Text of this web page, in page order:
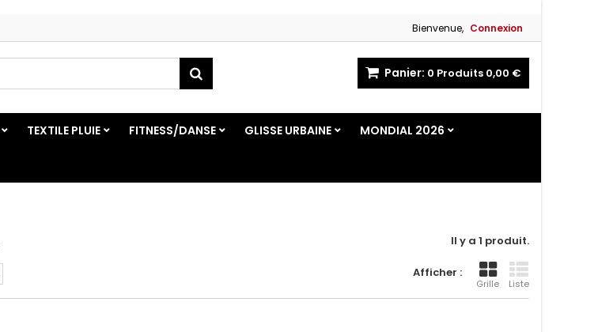
Bienvenue, Connexion
Panier: 0 Produits 0,00 €
TEXTILE PLUIE FITNESS/DANSE GLISSE URBAINE MONDIAL 2026
Il y a 1 produit.
Afficher :
Grille Liste